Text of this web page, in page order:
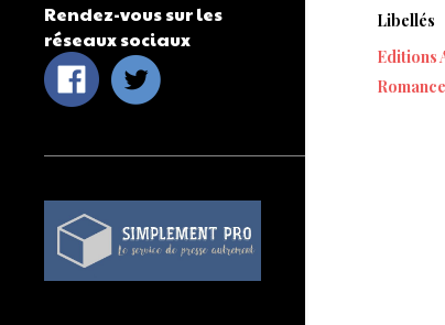
Libellés
Editions
Rendez-vous sur les
réseaux sociaux